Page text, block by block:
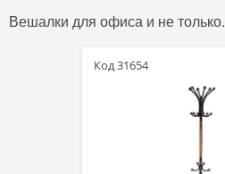
Вешалки для офиса и не только.
Код 31654